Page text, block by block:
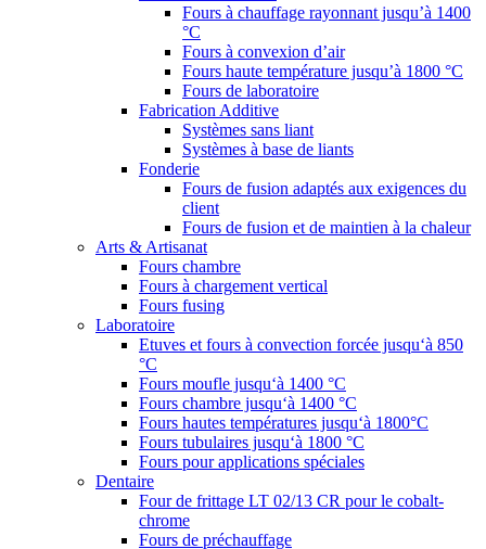
Fours à chauffage rayonnant jusqu’à 1400
°C
Fours à convexion d’air
Fours haute température jusqu’à 1800 °C
Fours de laboratoire
Fabrication Additive
Systèmes sans liant
Systèmes à base de liants
Fonderie
Fours de fusion adaptés aux exigences du
client
Fours de fusion et de maintien à la chaleur
Arts & Artisanat
Fours chambre
Fours à chargement vertical
Fours fusing
Laboratoire
Etuves et fours à convection forcée jusqu‘à 850
°C
Fours moufle jusqu‘à 1400 °C
Fours chambre jusqu‘à 1400 °C
Fours hautes températures jusqu‘à 1800°C
Fours tubulaires jusqu‘à 1800 °C
Fours pour applications spéciales
Dentaire
Four de frittage LT 02/13 CR pour le cobalt-
chrome
Fours de préchauffage